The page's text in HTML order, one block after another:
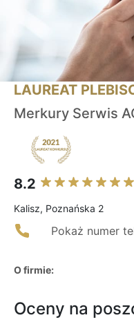
LAUREAT
Merkury Serwis
8.2
Kalisz, Poznańska 2
Pokaż numer
O firmie:
Oceny na